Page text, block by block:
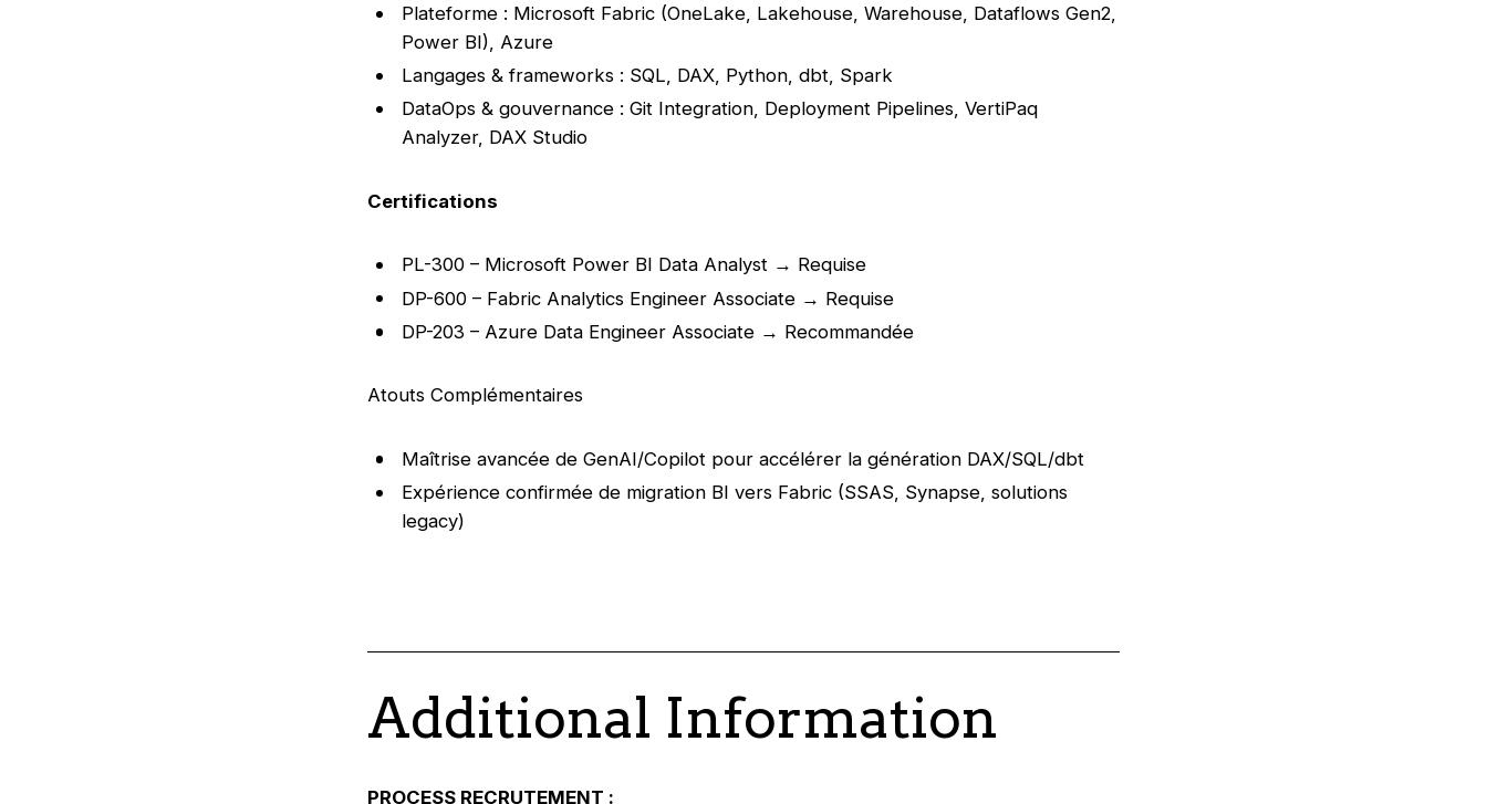
Plateforme : Microsoft Fabric (OneLake, Lakehouse, Warehouse, Dataflows Gen2,
Power BI), Azure
Langages & frameworks : SQL, DAX, Python, dbt, Spark
DataOps & gouvernance : Git Integration, Deployment Pipelines, VertiPaq
Analyzer, DAX Studio
Certifications
PL-300 – Microsoft Power BI Data Analyst → Requise
DP-600 – Fabric Analytics Engineer Associate → Requise
DP-203 – Azure Data Engineer Associate → Recommandée
Atouts Complémentaires
Maîtrise avancée de GenAI/Copilot pour accélérer la génération DAX/SQL/dbt
Expérience confirmée de migration BI vers Fabric (SSAS, Synapse, solutions
legacy)
Additional Information
PROCESS RECRUTEMENT :